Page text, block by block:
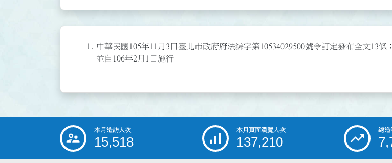
1.
中華民國105年11月3日臺北市政府府法綜字第10534029500號令訂定發布全文13條；
並自106年2月1日施行
::: 本月造訪人次
15,518
本月頁面瀏覽人次
137,210
總造